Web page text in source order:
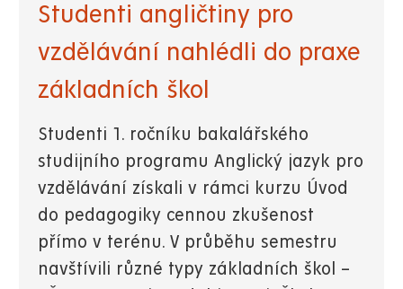
Studenti angličtiny pro
vzdělávání nahlédli do praxe
základních škol
Studenti 1. ročníku bakalářského
studijního programu Anglický jazyk pro
vzdělávání získali v rámci kurzu Úvod
do pedagogiky cennou zkušenost
přímo v terénu. V průběhu semestru
navštívili různé typy základních škol –